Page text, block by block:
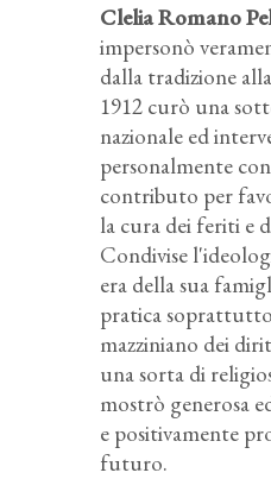
Clelia Romano
impersonò
dalla tradizione
1912 curò una
nazionale ed
personalmente
contributo per
la cura dei feriti e
Condivise
era della sua
pratica
mazziniano dei
una sorta di
mostrò generosa
e positivamente
futuro.